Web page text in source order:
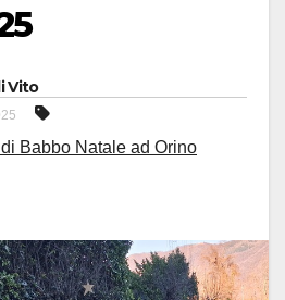
Vito
Babbo Natale ad Orino